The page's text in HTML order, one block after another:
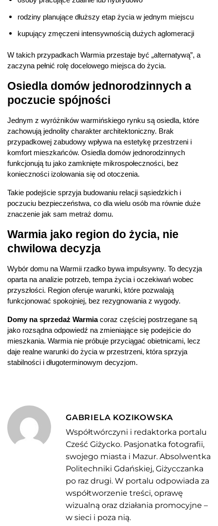
rodziny planujące dłuższy etap życia w jednym miejscu
kupujący zmęczeni intensywnością dużych aglomeracji
W takich przypadkach Warmia przestaje być „alternatywą”, a
zaczyna pełnić rolę docelowego miejsca do życia.
Osiedla domów jednorodzinnych a
poczucie spójności
Jednym z wyróżników warmińskiego rynku są osiedla, które
zachowują jednolity charakter architektoniczny. Brak
przypadkowej zabudowy wpływa na estetykę przestrzeni i
komfort mieszkańców. Osiedla domów jednorodzinnych
funkcjonują tu jako zamknięte mikrospołeczności, bez
konieczności izolowania się od otoczenia.
Takie podejście sprzyja budowaniu relacji sąsiedzkich i
poczuciu bezpieczeństwa, co dla wielu osób ma równie duże
znaczenie jak sam metraż domu.
Warmia jako region do życia, nie
chwilowa decyzja
Wybór domu na Warmii rzadko bywa impulsywny. To decyzja
oparta na analizie potrzeb, tempa życia i oczekiwań wobec
przyszłości. Region oferuje warunki, które pozwalają
funkcjonować spokojniej, bez rezygnowania z wygody.
Domy na sprzedaż Warmia coraz częściej postrzegane są
jako rozsądna odpowiedź na zmieniające się podejście do
mieszkania. Warmia nie próbuje przyciągać obietnicami, lecz
daje realne warunki do życia w przestrzeni, która sprzyja
stabilności i długoterminowym decyzjom.
GABRIELA KOZIKOWSKA
Współtwórczyni i redaktorka portalu
Cześć Giżycko. Pasjonatka fotografii,
swojego miasta i Mazur. Absolwentka
Politechniki Gdańskiej, Giżycczanka
po raz drugi. W portalu odpowiada za
współtworzenie treści, oprawę
wizualną oraz działania promocyjne –
w sieci i poza nią.